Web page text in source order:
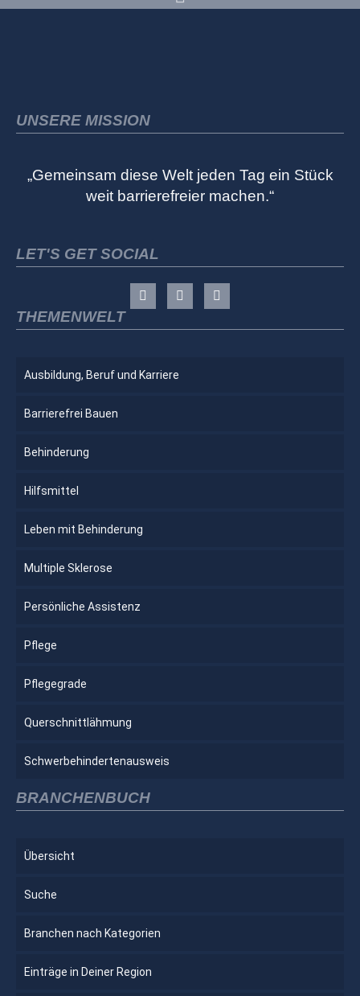
UNSERE MISSION
„Gemeinsam diese Welt jeden Tag ein Stück
weit barrierefreier machen.“
LET'S GET SOCIAL
THEMENWELT
Ausbildung, Beruf und Karriere
Barrierefrei Bauen
Behinderung
Hilfsmittel
Leben mit Behinderung
Multiple Sklerose
Persönliche Assistenz
Pflege
Pflegegrade
Querschnittlähmung
Schwerbehindertenausweis
BRANCHENBUCH
Übersicht
Suche
Branchen nach Kategorien
Einträge in Deiner Region